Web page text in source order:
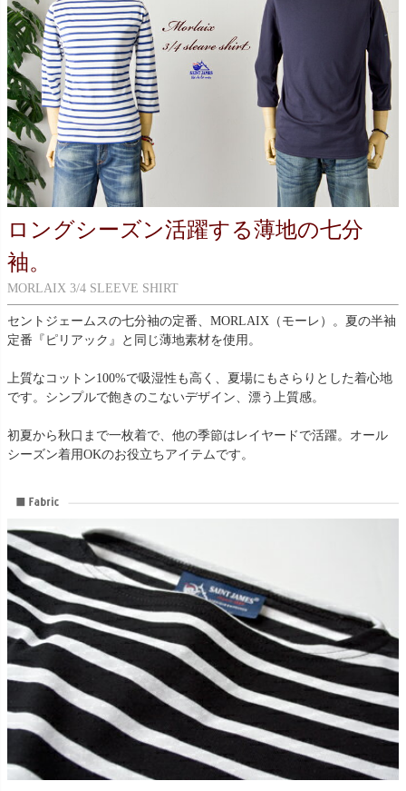
ロングシーズン活躍する薄地の七分
袖。
MORLAIX 3/4 SLEEVE SHIRT
セントジェームスの七分袖の定番、MORLAIX（モーレ）。夏の半袖
定番『ピリアック』と同じ薄地素材を使用。
上質なコットン100%で吸湿性も高く、夏場にもさらりとした着心地
です。シンプルで飽きのこないデザイン、漂う上質感。
初夏から秋口まで一枚着で、他の季節はレイヤードで活躍。オール
シーズン着用OKのお役立ちアイテムです。